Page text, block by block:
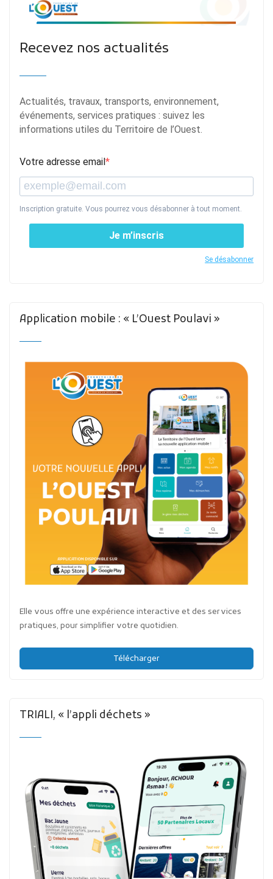
Recevez nos actualités
Actualités, travaux, transports, environnement,
événements, services pratiques : suivez les
informations utiles du Territoire de l’Ouest.
Votre adresse email
Inscription gratuite. Vous pourrez vous désabonner à tout moment.
Je m’inscris
Se désabonner
Application mobile : « L’Ouest Poulavi »
Elle vous offre une expérience interactive et des services
pratiques, pour simplifier votre quotidien.
Télécharger
TRIALI, « l’appli déchets »